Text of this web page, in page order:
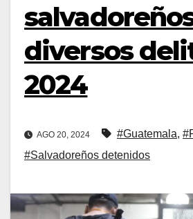
diversos
2024
AGO 20, 2024 #Guatemala,
#Salvadoreños detenidos